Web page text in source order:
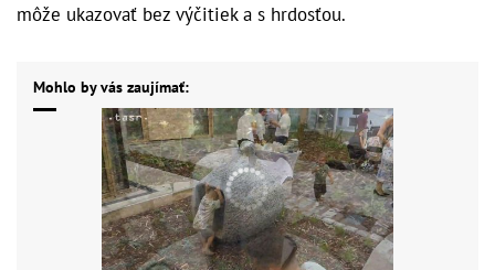
môže ukazovať bez výčitiek a s hrdosťou.
Mohlo by vás zaujímať: